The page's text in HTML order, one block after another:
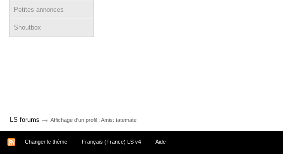
Petites annonces
Shoutbox
LS forums → Affichage d'un profil : Amis: tatemate
Changer le thème Français (France) LS v4 Aide